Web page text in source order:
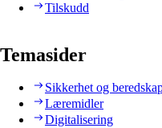
Tilskudd
Temasider
Sikkerhet og
Læremidler
Digitalisering